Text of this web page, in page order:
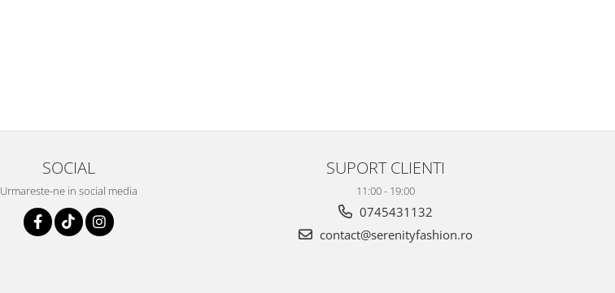
SOCIAL
Urmareste-ne in social media
SUPORT CLIENTI
11:00 - 19:00
0745431132
contact@serenityfashion.ro